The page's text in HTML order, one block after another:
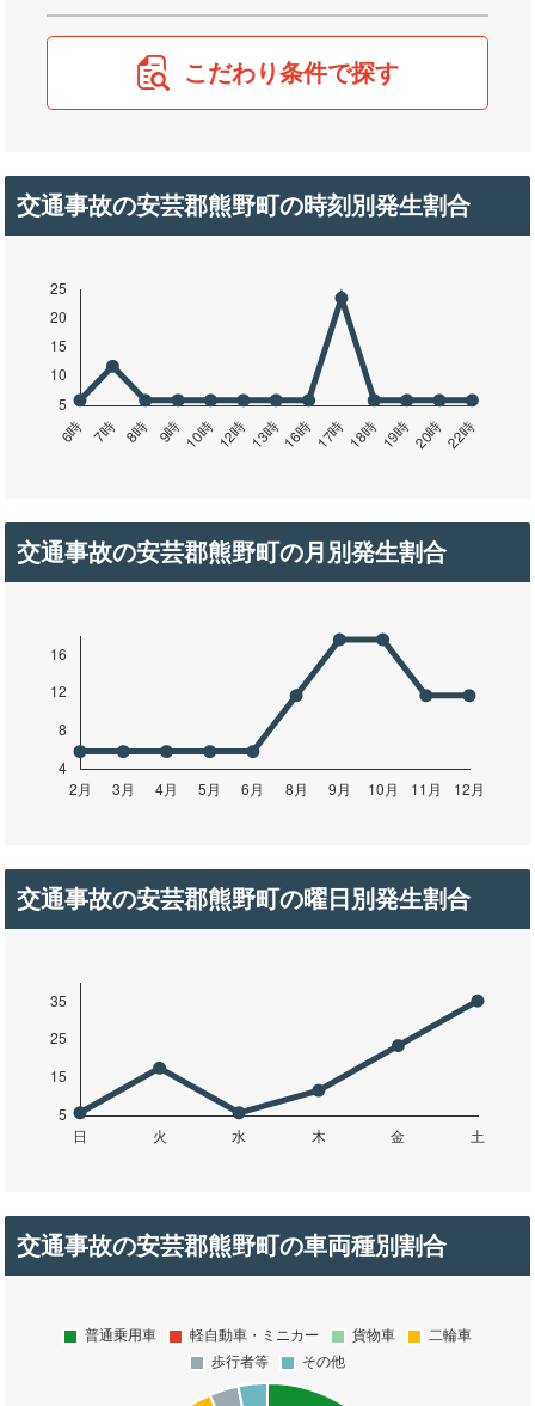
こだわり条件で探す
交通事故の安芸郡熊野町の時刻別発生割合
交通事故の安芸郡熊野町の月別発生割合
交通事故の安芸郡熊野町の曜日別発生割合
交通事故の安芸郡熊野町の車両種別割合